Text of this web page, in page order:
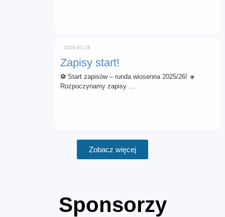
Zapisy start!
⋅ 2026-01-28
⚽ Start zapisów – runda wiosenna 2025/26! ☀️
Rozpoczynamy zapisy …
Zobacz więcej
Sponsorzy